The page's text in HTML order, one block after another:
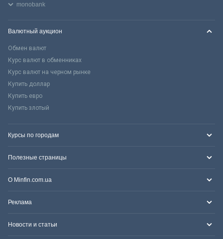
monobank
Валютный аукцион
Обмен валют
Курс валют в обменниках
Курс валют на черном рынке
Купить доллар
Купить евро
Купить злотый
Курсы по городам
Полезные страницы
О Minfin.com.ua
Реклама
Новости и статьи